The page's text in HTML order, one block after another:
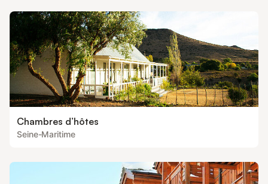
Chambres d’hôtes
Seine-Maritime